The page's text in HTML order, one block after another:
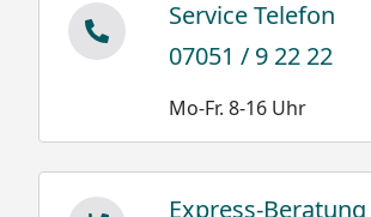
Sonneneinwirkung, selbst bei
Trotzdem empfehlen wir das Dach
Service Telefon
07051 / 9 22 22
Mo-Fr. 8-16 Uhr
Express-Beratung